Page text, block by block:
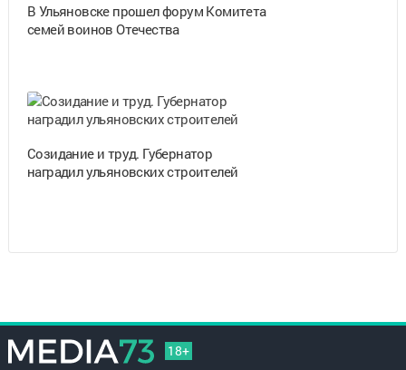
В Ульяновске прошел форум Комитета
семей воинов Отечества
Созидание и труд. Губернатор
наградил ульяновских строителей
18+